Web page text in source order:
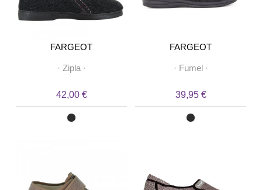
FARGEOT
· Zipla·
42,00 €
FARGEOT
· Fumel·
39,95 €